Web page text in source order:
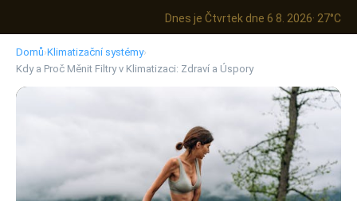
Dnes je Čtvrtek dne 6 8. 2026· 27°C
Domů›Klimatizační systémy›
Kdy a Proč Měnit Filtry v Klimatizaci: Zdraví a Úspory